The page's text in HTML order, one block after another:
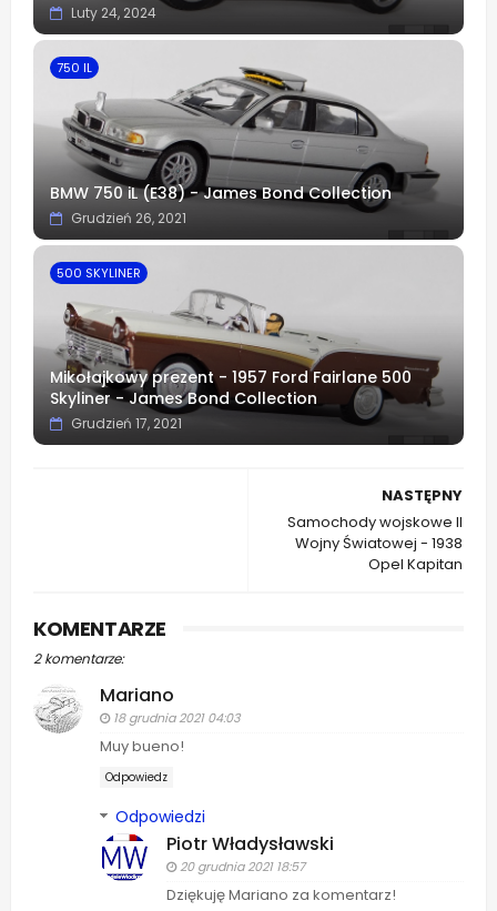
Luty 24, 2024
750 IL
BMW 750 iL (E38) - James Bond Collection
Grudzień 26, 2021
500 SKYLINER
Mikołajkowy prezent - 1957 Ford Fairlane 500
Skyliner - James Bond Collection
Grudzień 17, 2021
NASTĘPNY
Samochody wojskowe II
Wojny Światowej - 1938
Opel Kapitan
KOMENTARZE
2 komentarze:
Mariano
18 grudnia 2021 04:03
Muy bueno!
Odpowiedz
Odpowiedzi
Piotr Władysławski
20 grudnia 2021 18:57
Dziękuję Mariano za komentarz!